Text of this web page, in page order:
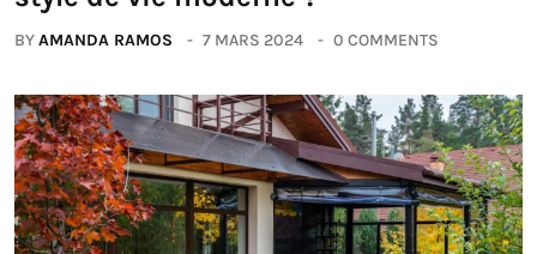
BYAMANDA RAMOS 7 MARS 2024 0 COMMENTS